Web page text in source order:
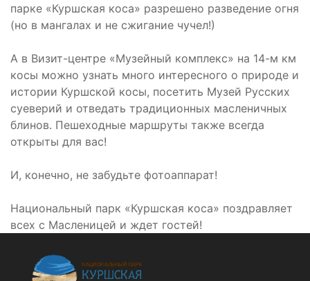
парке «Куршская коса» разрешено разведение огня
(но в мангалах и не сжигание чучел!)
А в Визит-центре «Музейный комплекс» на 14-м км
косы можно узнать много интересного о природе и
истории Куршской косы, посетить Музей Русских
суеверий и отведать традиционных масленичных
блинов. Пешеходные маршруты также всегда
открыты для вас!
И, конечно, не забудьте фотоаппарат!
Национальный парк «Куршская коса» поздравляет
всех с Масленицей и ждет гостей!